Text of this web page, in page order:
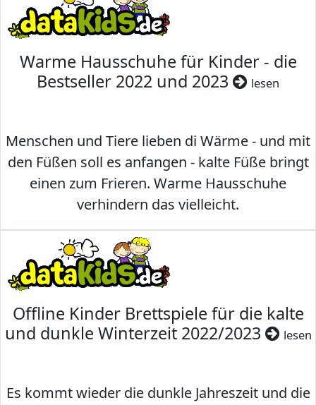
Warme Hausschuhe für Kinder - die
Bestseller 2022 und 2023
lesen
Menschen und Tiere lieben di Wärme - und mit
den Füßen soll es anfangen - kalte Füße bringt
einen zum Frieren. Warme Hausschuhe
verhindern das vielleicht.
Offline Kinder Brettspiele für die kalte
und dunkle Winterzeit 2022/2023
lesen
Es kommt wieder die dunkle Jahreszeit und die